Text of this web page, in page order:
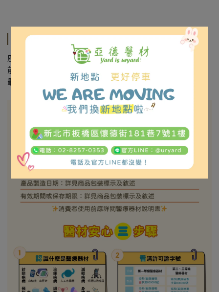
規格說明
座寬18”，座深16”。
前輪6"，後輪16"免充PU胎。
最大負載重量100公斤。